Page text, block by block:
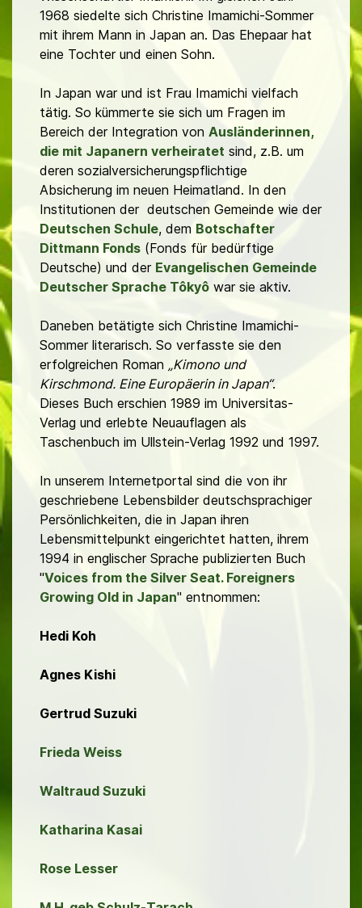
1968 siedelte sich Christine Imamichi-Sommer
mit ihrem Mann in Japan an. Das Ehepaar hat
eine Tochter und einen Sohn.
In Japan war und ist Frau Imamichi vielfach
tätig. So kümmerte sie sich um Fragen im
Bereich der Integration von Ausländerinnen,
die mit Japanern verheiratet sind, z.B. um
deren sozialversicherungspflichtige
Absicherung im neuen Heimatland. In den
Institutionen der deutschen Gemeinde wie der
Deutschen Schule, dem Botschafter
Dittmann Fonds (Fonds für bedürftige
Deutsche) und der Evangelischen Gemeinde
Deutscher Sprache Tôkyô war sie aktiv.
Daneben betätigte sich Christine Imamichi-
Sommer literarisch. So verfasste sie den
erfolgreichen Roman „Kimono und
Kirschmond. Eine Europäerin in Japan“.
Dieses Buch erschien 1989 im Universitas-
Verlag und erlebte Neuauflagen als
Taschenbuch im Ullstein-Verlag 1992 und 1997.
In unserem Internetportal sind die von ihr
geschriebene Lebensbilder deutschsprachiger
Persönlichkeiten, die in Japan ihren
Lebensmittelpunkt eingerichtet hatten, ihrem
1994 in englischer Sprache publizierten Buch
"Voices from the Silver Seat. Foreigners
Growing Old in Japan" entnommen:
Hedi Koh
Agnes Kishi
Gertrud Suzuki
Frieda Weiss
Waltraud Suzuki
Katharina Kasai
Rose Lesser